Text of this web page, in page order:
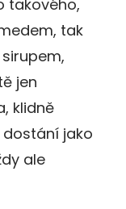
takového,
tak
jen
klidně
dostání jako
ale